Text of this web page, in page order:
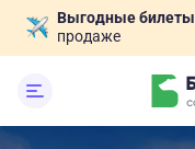
Выгодные билеты
продаже